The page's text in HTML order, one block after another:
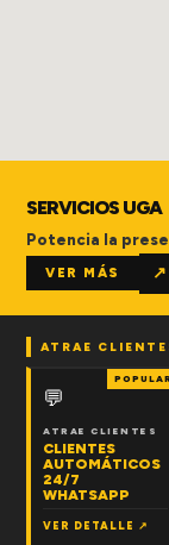
SERVICIOS UGA
Potencia la
VER MÁS ↗
ATRAE
💬
ATRAE CLIENTES
CLIENTES
AUTOMÁTICOS
24/7
WHATSAPP
VER DETALLE ↗